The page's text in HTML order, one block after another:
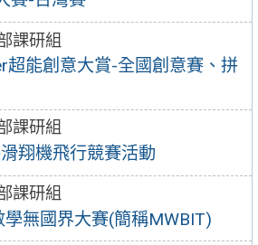
課研組
超能創意大賞-全國創意賽、拼
課研組
翔機飛行競賽活動
課研組
無國界大賽(簡稱MWBIT)